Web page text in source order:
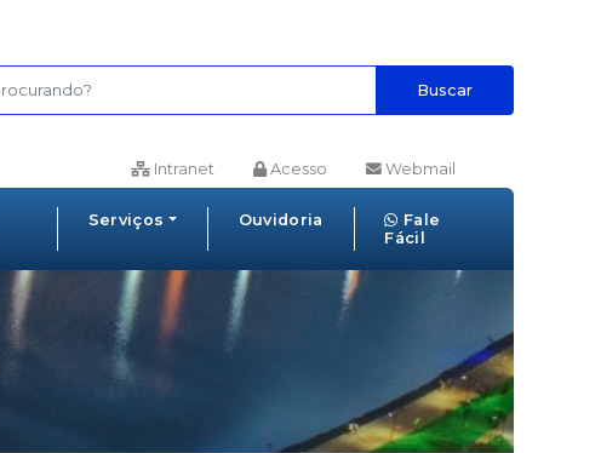
Buscar
Intranet Acesso Webmail
Serviços Ouvidoria
Fale
Fácil